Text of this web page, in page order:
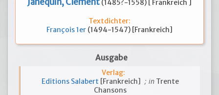
(1485?-1558) [ Frankreich ]
Textdichter:
François 1er (1494-1547) [Frankreich]
Ausgabe
Verlag:
Editions Salabert [Frankreich] ; in Trente
Chansons